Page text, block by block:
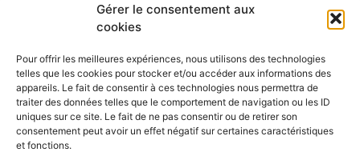
Gérer le consentement aux
cookies
Pour offrir les meilleures expériences, nous utilisons des technologies
telles que les cookies pour stocker et/ou accéder aux informations des
appareils. Le fait de consentir à ces technologies nous permettra de
traiter des données telles que le comportement de navigation ou les ID
uniques sur ce site. Le fait de ne pas consentir ou de retirer son
consentement peut avoir un effet négatif sur certaines caractéristiques
et fonctions.
Lun > jeu : 9h-12h et 14h-16h30
9h-12h et 14h-16h
Contact
Marchés publicsPressePublications VidéosOpen data